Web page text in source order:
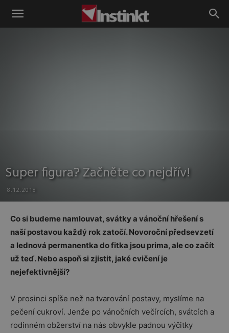
Instinkt
Super figura? Začněte co nejdřív!
8.12.2018
Co si budeme namlouvat, svátky a vánoční hřešení s
naší postavou každý rok zatočí. Novoroční předsevzetí
a lednová permanentka do fitka jsou prima, ale co začít
už teď. Nebo aspoň si zjistit, jaké cvičení je
nejefektivnější?
V prosinci spíše než na tvarování postavy, myslíme na
pečení cukroví. Jenže po vánočních večírcích, svátcích a
rodinném obžerství na nás obvykle padnou výčitky